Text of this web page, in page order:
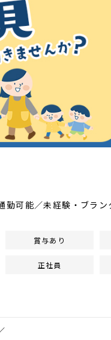
可能／未経験・ブラ
賞与あり
正社員